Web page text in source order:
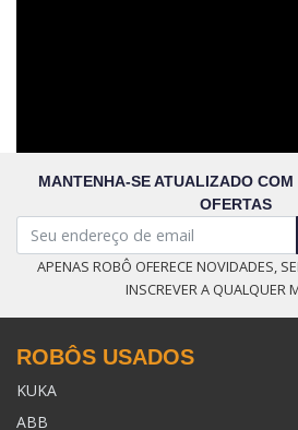
MANTENHA-SE ATUALIZADO
OFERTAS
APENAS ROBÔ OFERECE NOVIDADES,
INSCREVER A QUALQUER
ROBÔS USADOS
KUKA
ABB